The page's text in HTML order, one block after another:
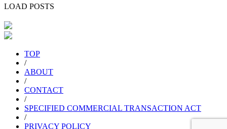
LOAD POSTS
TOP
/
ABOUT
/
CONTACT
/
SPECIFIED COMMERCIAL TRANSACTION ACT
/
PRIVACY POLICY